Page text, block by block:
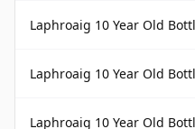
Laphroaig 10 Year Old
Laphroaig 10 Year Old
Laphroaig 10 Year Old Bottled